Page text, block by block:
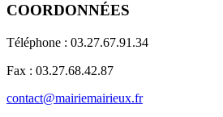
COORDONNÉES
Téléphone : 03.27.67.91.34
Fax : 03.27.68.42.87
contact@mairiemairieux.fr